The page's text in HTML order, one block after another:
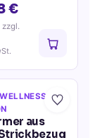
€
zzgl.
·
aus